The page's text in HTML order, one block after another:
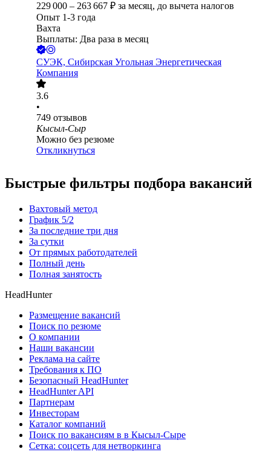
229 000 – 263 667 ₽ за месяц, до вычета налогов
Опыт 1-3 года
Вахта
Выплаты: Два раза в месяц
СУЭК, Сибирская Угольная Энергетическая
Компания
3.6
•
749 отзывов
Кысыл-Сыр
Можно без резюме
Откликнуться
Быстрые фильтры подбора вакансий
Вахтовый метод
График 5/2
За последние три дня
За сутки
От прямых работодателей
Полный день
Полная занятость
HeadHunter
Размещение вакансий
Поиск по резюме
О компании
Наши вакансии
Реклама на сайте
Требования к ПО
Безопасный HeadHunter
HeadHunter API
Партнерам
Инвесторам
Каталог компаний
Поиск по вакансиям в в Кысыл-Сыре
Сетка: соцсеть для нетворкинга